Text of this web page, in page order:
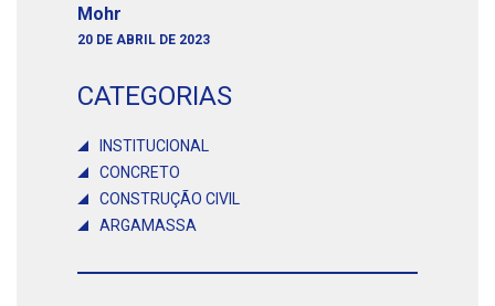
Mohr
20 DE ABRIL DE 2023
CATEGORIAS
INSTITUCIONAL
CONCRETO
CONSTRUÇÃO CIVIL
ARGAMASSA